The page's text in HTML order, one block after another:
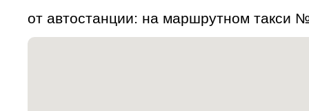
от автостанции: на маршрутном такси